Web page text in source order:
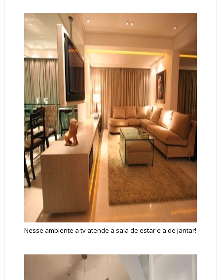
Nesse ambiente a tv atende a sala de estar e a de jantar!